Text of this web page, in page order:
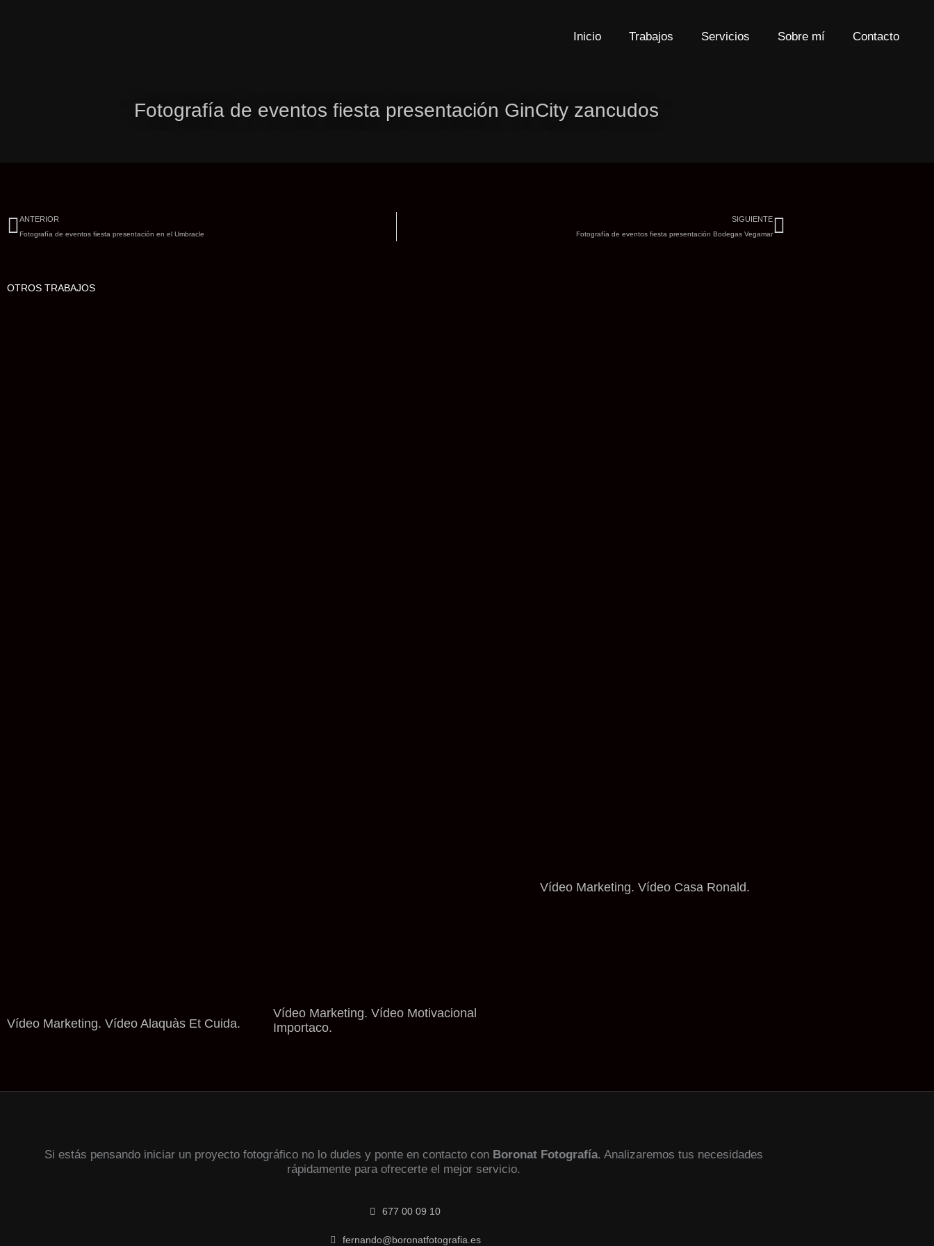
Inicio Trabajos Servicios Sobre mí Contacto
Fotografía de eventos fiesta presentación GinCity zancudos
Ant
ANTERIOR
Fotografía de eventos fiesta presentación en el Umbracle
SIGUIENTE
Fotografía de eventos fiesta presentación Bodegas Vegamar
Siguiente
OTROS TRABAJOS
Vídeo Marketing. Vídeo Alaquàs Et Cuida.
Vídeo Marketing. Vídeo Motivacional
Importaco.
Vídeo Marketing. Vídeo Casa Ronald.
Si estás pensando iniciar un proyecto fotográfico no lo dudes y ponte en contacto con Boronat Fotografía. Analizaremos tus necesidades
rápidamente para ofrecerte el mejor servicio.
677 00 09 10
fernando@boronatfotografia.es